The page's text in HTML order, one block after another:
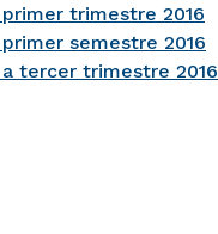
trimestre 2016
semestre 2016
tercer trimestre 2016